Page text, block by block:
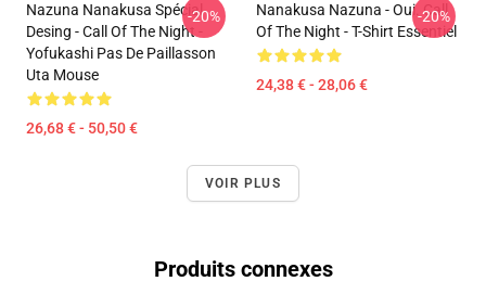
Nazuna Nanakusa Spécial
Desing - Call Of The Night -
Yofukashi Pas De Paillasson
Uta Mouse
26,68 € - 50,50 €
-20%
Nanakusa Nazuna - Oui. Call
Of The Night - T-Shirt Essentiel
24,38 € - 28,06 €
-20%
VOIR PLUS
Produits connexes